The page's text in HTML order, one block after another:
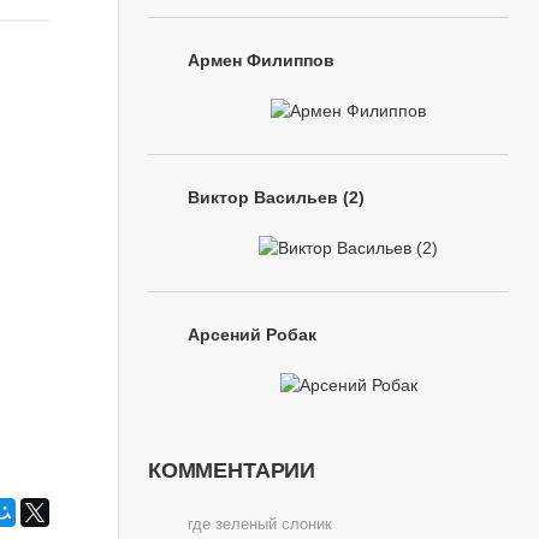
Армен Филиппов
Виктор Васильев (2)
Арсений Робак
КОММЕНТАРИИ
где зеленый слоник